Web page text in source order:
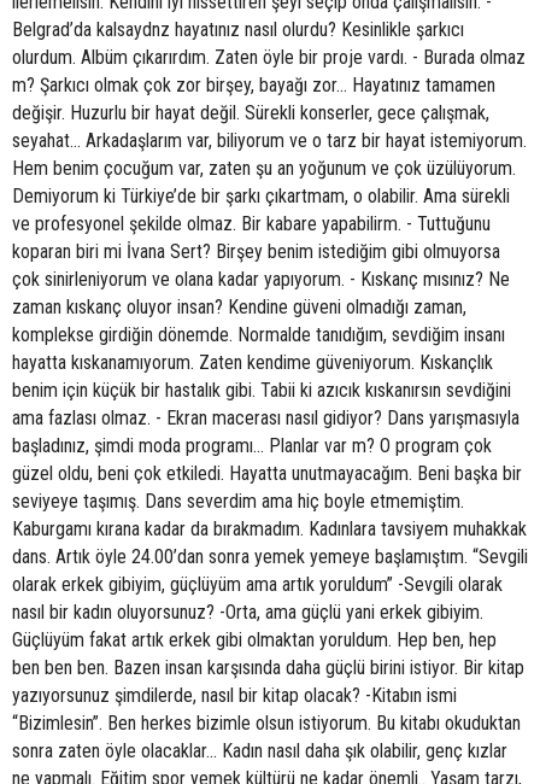
Belgrad’da kalsaydnz hayatınız nasıl olurdu? Kesinlikle şarkıcı
olurdum. Albüm çıkarırdım. Zaten öyle bir proje vardı. - Burada olmaz
m? Şarkıcı olmak çok zor birşey, bayağı zor... Hayatınız tamamen
değişir. Huzurlu bir hayat değil. Sürekli konserler, gece çalışmak,
seyahat... Arkadaşlarım var, biliyorum ve o tarz bir hayat istemiyorum.
Hem benim çocuğum var, zaten şu an yoğunum ve çok üzülüyorum.
Demiyorum ki Türkiye’de bir şarkı çıkartmam, o olabilir. Ama sürekli
ve profesyonel şekilde olmaz. Bir kabare yapabilirm. - Tuttuğunu
koparan biri mi İvana Sert? Birşey benim istediğim gibi olmuyorsa
çok sinirleniyorum ve olana kadar yapıyorum. - Kıskanç mısınız? Ne
zaman kıskanç oluyor insan? Kendine güveni olmadığı zaman,
komplekse girdiğin dönemde. Normalde tanıdığım, sevdiğim insanı
hayatta kıskanamıyorum. Zaten kendime güveniyorum. Kıskançlık
benim için küçük bir hastalık gibi. Tabii ki azıcık kıskanırsın sevdiğini
ama fazlası olmaz. - Ekran macerası nasıl gidiyor? Dans yarışmasıyla
başladınız, şimdi moda programı... Planlar var m? O program çok
güzel oldu, beni çok etkiledi. Hayatta unutmayacağım. Beni başka bir
seviyeye taşımış. Dans severdim ama hiç boyle etmemiştim.
Kaburgamı kırana kadar da bırakmadım. Kadınlara tavsiyem muhakkak
dans. Artık öyle 24.00’dan sonra yemek yemeye başlamıştım. “Sevgili
olarak erkek gibiyim, güçlüyüm ama artık yoruldum” -Sevgili olarak
nasıl bir kadın oluyorsunuz? -Orta, ama güçlü yani erkek gibiyim.
Güçlüyüm fakat artık erkek gibi olmaktan yoruldum. Hep ben, hep
ben ben ben. Bazen insan karşısında daha güçlü birini istiyor. Bir kitap
yazıyorsunuz şimdilerde, nasıl bir kitap olacak? -Kitabın ismi
“Bizimlesin”. Ben herkes bizimle olsun istiyorum. Bu kitabı okuduktan
sonra zaten öyle olacaklar... Kadın nasıl daha şık olabilir, genç kızlar
ne yapmalı. Eğitim spor yemek kültürü ne kadar önemli.. Yaşam tarzı,